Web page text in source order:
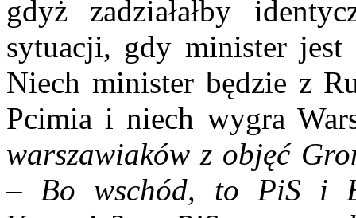
gdyż zadziałałby
sytuacji, gdy minister jest
Niech minister będzie z
Pcimia i niech wygra
warszawiaków z objęć
– Bo wschód, to PiS i